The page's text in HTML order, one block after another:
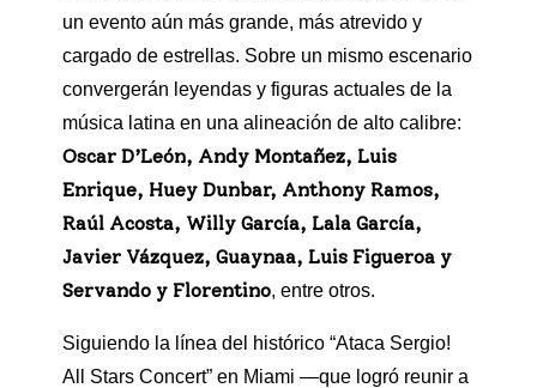
un evento aún más grande, más atrevido y
cargado de estrellas. Sobre un mismo escenario
convergerán leyendas y figuras actuales de la
música latina en una alineación de alto calibre:
Oscar D’León, Andy Montañez, Luis
Enrique, Huey Dunbar, Anthony Ramos,
Raúl Acosta, Willy García, Lala García,
Javier Vázquez, Guaynaa, Luis Figueroa y
Servando y Florentino, entre otros.
Siguiendo la línea del histórico “Ataca Sergio!
All Stars Concert” en Miami —que logró reunir a